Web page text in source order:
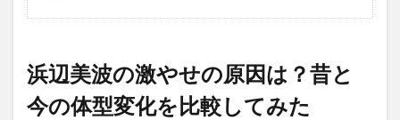
浜辺美波の激やせの原因は？昔と
今の体型変化を比較してみた